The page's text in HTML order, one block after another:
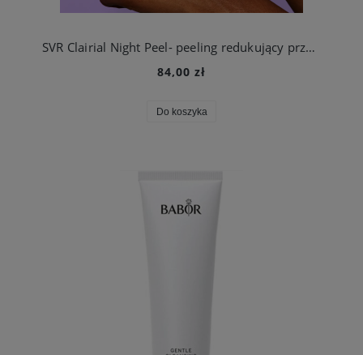
SVR Clairial Night Peel- peeling redukujący przebarwienia na noc 50 ml
84,00 zł
Do koszyka